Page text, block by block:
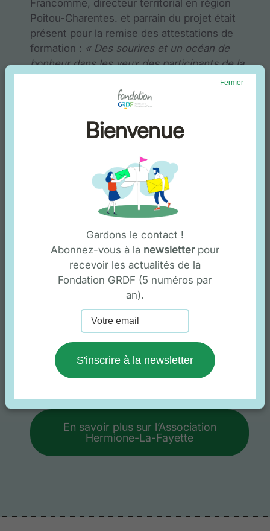
Francomme, directeur territorial en région
Poitou-Charentes. et parrain du projet était
présent pour la remise des attestations de
formation : « Des sourires et un océan de
bonheur dans les yeux des participants de la
session 1 lors de la remise des attestations
En savoir plus sur l’Association
Hermione-La-Fayette
Fermer
Bienvenue
Gardons le contact !
Abonnez-vous à la newsletterpour
recevoir les actualités de la
Fondation GRDF (5 numéros par
an).
S'inscrire à la newsletter